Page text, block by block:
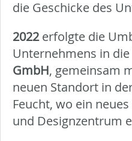
die Geschicke des
2022erfolgte die
Unternehmens in die
GmbH, gemeinsam
neuen Standort in
Feucht, wo ein
und Designzentrum